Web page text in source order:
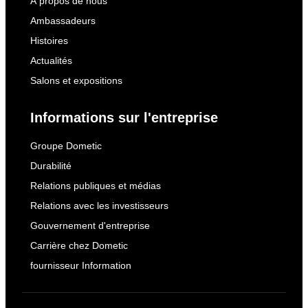
Ambassadeurs
Histoires
Actualités
Salons et expositions
Informations sur l'entreprise
Groupe Dometic
Durabilité
Relations publiques et médias
Relations avec les investisseurs
Gouvernement d'entreprise
Carrière chez Dometic
fournisseur Information